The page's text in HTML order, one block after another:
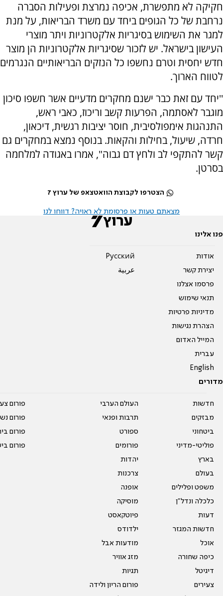
חקיקה לא מתפשרת, אכיפה נמרצת ופעילות הסברה
נרחבת של כל הגופים ביחד עם משרד הבריאות, על מנת
למגר את השימוש בסיגריות אלקטרוניות ויתר מוצרי
העישון בישראל. יש לזכור שסיגריות אלקטרוניות הן מוצר
חדש יחסית וטרם נחשפו כל הנזקים הבריאותיים הנגרמים
לטווח הארוך.
''יחד עם זאת כבר ישנם מחקרים מדעיים אשר חשפו סיכון
מוגבר לאסתמה, הפרעות קשב וריכוז, כאבי ראש,
התנהגות אימפולסיבית, חוסר יציבות רגשית, דיכאון,
חרדה, שיעול, בחילות והקאות. בנוסף נמצא במחקרים גם
קשר להתקפי לב ולחץ דם גבוה", אמרו באגודה למלחמה
בסרטן.
הצטרפו לקבוצת הוואטצאפ של ערוץ 7
מצאתם טעות או פרסומת לא ראויה? דווחו לנו
פנו אלינו
אודות
יצירת קשר
פרסמו אצלנו
תנאי שימוש
מדיניות פרטיות
הצהרת נגישות
המייל האדום
עברית
English
Pусский
عربية
מדורים
חדשות
מבזקים
ביטחוני
פוליטי-מדיני
בארץ
בעולם
משפט ופלילים
כלכלה ונדל"ן
דעות
חדשות המגזר
אוכל
כיפה שחורה
דיגיטל
צעירים
העולם הערבי
תרבות ופנאי
ספורט
פורומים
יהדות
צרכנות
אופנה
מוסיקה
פיוטקאסט
ילדודס
מודעות אבל
מזג אוויר
תגיות
פורום הריון ולידה
פורום
פורום
פורום
פורום